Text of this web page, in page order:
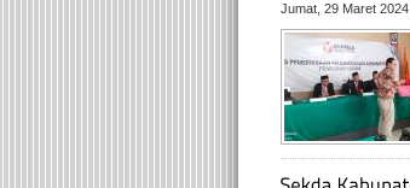
Jumat, 29 Maret 2024